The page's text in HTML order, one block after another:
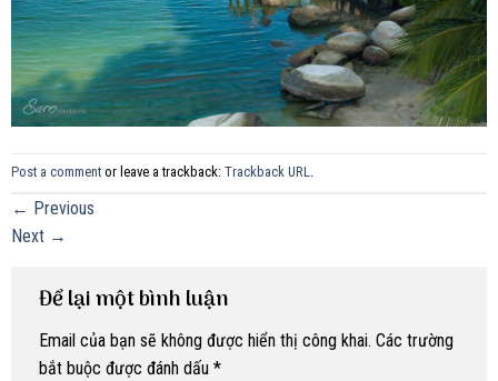
Post a comment or leave a trackback: Trackback URL.
← Previous
Next →
Để lại một bình luận
Email của bạn sẽ không được hiển thị công khai. Các trường
bắt buộc được đánh dấu *